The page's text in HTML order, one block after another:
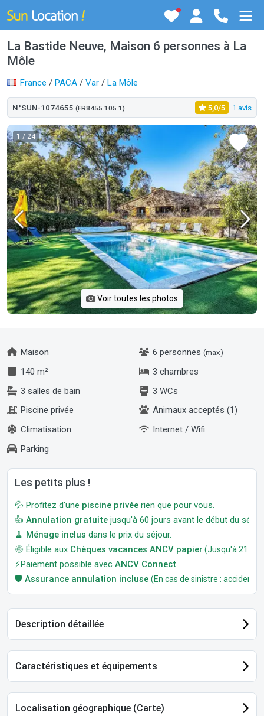
La Bastide Neuve, Maison 6 personnes à La
Môle
France / PACA / Var / La Môle
N°SUN-1074655 (FR8455.105.1) 5,0/5 1 avis
1 / 24
Voir toutes les photos
Maison 6 personnes (max)
140 m²
3 chambres
3 salles de bain
3 WCs
Piscine privée
Animaux acceptés (1)
Climatisation
Internet / Wifi
Parking
Les petits plus !
💦 Profitez d'une piscine privée rien que pour vous.
👍 Annulation gratuite jusqu'à 60 jours avant le début du
🧹 Ménage inclus dans le prix du séjour.
🌞 Éligible aux Chèques vacances ANCV papier (Jusqu'à 21
⚡Paiement possible avec ANCV Connect
🛡️ Assurance annulation incluse (En cas de sinistre : accident,
Description détaillée
Caractéristiques et équipements
Localisation géographique (Carte)